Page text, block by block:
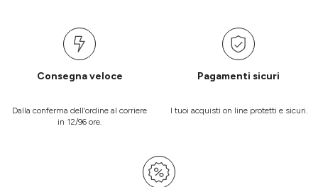
Consegna veloce
Dalla conferma dell’ordine al corriere
in 12/96 ore.
Pagamenti sicuri
I tuoi acquisti on line protetti e sicuri.